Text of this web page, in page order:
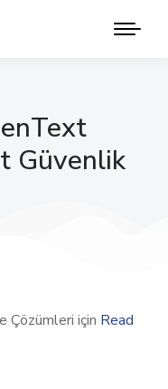
Güvenlik
Çözümleri için Read